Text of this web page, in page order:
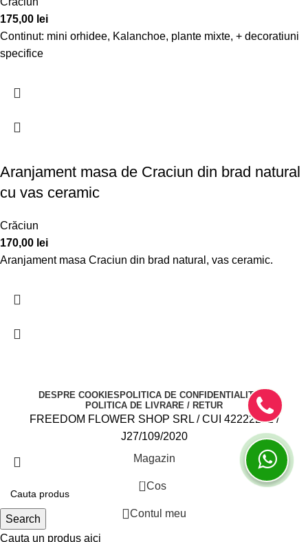
175,00 lei
Continut: mini orhidee, Kalanchoe, plante mixte, + decoratiuni
specifice
Aranjament masa de Craciun din brad natural
cu vas ceramic
Crăciun
170,00 lei
Aranjament masa Craciun din brad natural, vas ceramic.
DESPRE COOKIES POLITICA DE CONFIDENTIALITATE
POLITICA DE LIVRARE / RETUR
FREEDOM FLOWER SHOP SRL / CUI 42222282 /
J27/109/2020
Search
Cauta un produs aici
Magazin
0 Cos
Contul meu